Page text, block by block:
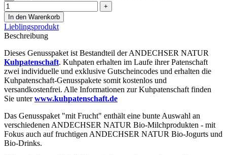
In den Warenkorb
Lieblingsprodukt
Beschreibung
Dieses Genusspaket ist Bestandteil der ANDECHSER NATUR
Kuhpatenschaft. Kuhpaten erhalten im Laufe ihrer Patenschaft
zwei individuelle und exklusive Gutscheincodes und erhalten die
Kuhpatenschaft-Genusspakete somit kostenlos und
versandkostenfrei. Alle Informationen zur Kuhpatenschaft finden
Sie unterwww.kuhpatenschaft.de
Das Genusspaket "mit Frucht" enthält eine bunte Auswahl an
verschiedenen ANDECHSER NATUR Bio-Milchprodukten - mit
Fokus auch auf fruchtigen ANDECHSER NATUR Bio-Jogurts und
Bio-Drinks.